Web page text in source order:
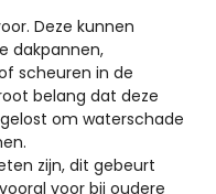
Deze kunnen
dakpannen,
scheuren in de
belang dat deze
om waterschade
zijn, dit gebeurt
voor bij oudere